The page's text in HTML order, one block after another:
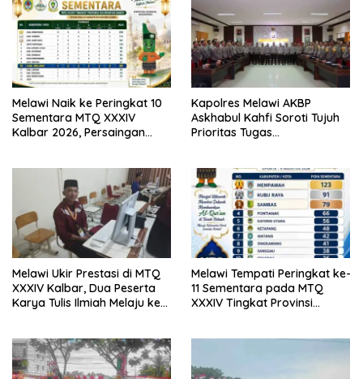
Melawi Naik ke Peringkat 10
Sementara MTQ XXXIV
Kalbar 2026, Persaingan
Kapolres Melawi AKBP
Askhabul Kahfi Soroti Tujuh
Prioritas Tugas
Melawi Ukir Prestasi di MTQ
XXXIV Kalbar, Dua Peserta
Karya Tulis Ilmiah Melaju ke
Melawi Tempati Peringkat ke-
11 Sementara pada MTQ
XXXIV Tingkat Provinsi